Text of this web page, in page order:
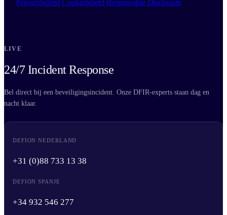
Privacybeleid Cookiebeleid Responsible Disclosure
LIVE
24/7 Incident Response
Bel direct bij een beveiligingsincident. Onze DFIR-experts staan dag en
nacht klaar.
DEFION NEDERLAND
+31 (0)88 733 13 38
DEFION SPANJE
+34 932 546 277